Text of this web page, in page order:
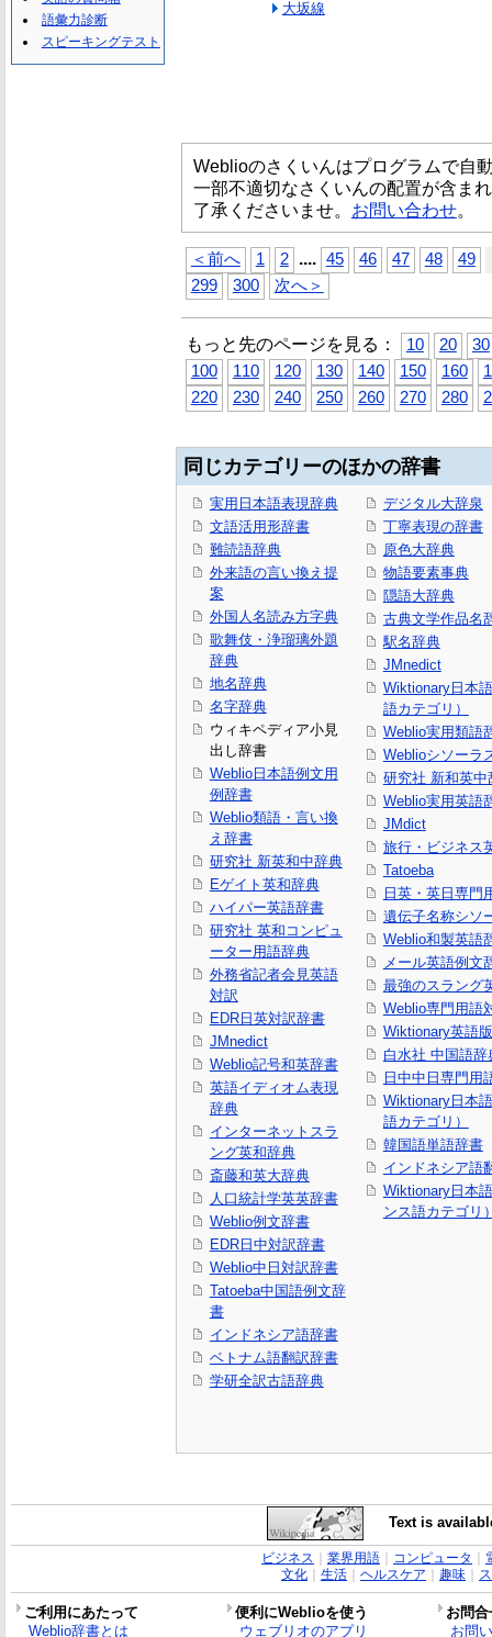
大坂線
Weblioのさくいんはプログラムで自
一部不適切なさくいんの配置が含ま
了承くださいませ。 お問い合わせ。
＜前へ 1 2 .... 45 46 47 48 49
299
300 次へ＞
もっと先のページを見る： 10 20
30
100
110 120 130 140 150 160
220
230 240 250 260 270 280
同じカテゴリーのほかの辞書
実用日本語表現辞典
文語活用形辞書
難読語辞典
外来語の言い換え提
案
外国人名読み方字典
歌舞伎・浄瑠璃外題
辞典
地名辞典
名字辞典
ウィキペディア小見
出し辞書
Weblio日本語例文用
例辞書
Weblio類語・言い換
え辞書
研究社 新英和中辞典
Eゲイト英和辞典
ハイパー英語辞書
研究社 英和コンピュ
ーター用語辞典
外務省記者会見英語
対訳
EDR日英対訳辞書
JMnedict
Weblio記号和英辞書
英語イディオム表現
辞典
インターネットスラ
ング英和辞典
斎藤和英大辞典
人口統計学英英辞書
Weblio例文辞書
EDR日中対訳辞書
Weblio中日対訳辞書
Tatoeba中国語例文辞
書
インドネシア語辞書
ベトナム語翻訳辞書
学研全訳古語辞典
デジタル大辞泉
丁寧表現の辞書
原色大辞典
物語要素事典
隠語大辞典
古典文学作品名
駅名辞典
JMnedict
Wiktionary日本
語カテゴリ）
Weblio実用類語
Weblioシソーラ
研究社 新和英中
Weblio実用英語
JMdict
旅行・ビジネス
Tatoeba
日英・英日専門
遺伝子名称シソ
Weblio和製英語
メール英語例文
最強のスラング
Weblio専門用語
Wiktionary英語版
白水社 中国語辞
日中中日専門用
Wiktionary日本
語カテゴリ）
韓国語単語辞書
インドネシア語
Wiktionary日本
ンス語カテゴリ
語彙力診断
スピーキングテスト
Text is
ビジネス 業界用語｜ コンピュータ
文化｜ 生活｜ ヘルスケア 趣味｜
ご利用にあたって 便利にWeblioを使う
お問
Weblio辞書とは
ウェブリオのアプリ
お問